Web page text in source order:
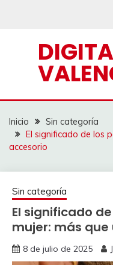
Inicio
Sin categoría
El significado de los
accesorio
Sin categoría
El significado
mujer: más que
8 de julio de 2025